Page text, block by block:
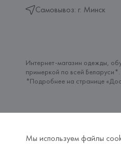
Самовывоз: г. Минск
Интернет-магазин одежды,
примеркой по всей
*Подробнее на странице «
Мы используем файлы